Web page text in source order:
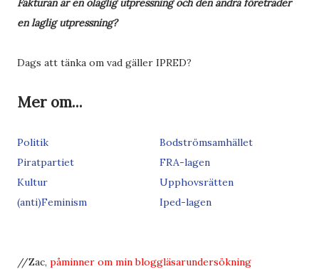
Fakturan är en olaglig utpressning och den andra företräder
en laglig utpressning?
Dags att tänka om vad gäller IPRED?
Mer om...
Politik
Bodströmsamhället
Piratpartiet
FRA-lagen
Kultur
Upphovsrätten
(anti)Feminism
Iped-lagen
//Zac, påminner om minbloggläsarundersökning